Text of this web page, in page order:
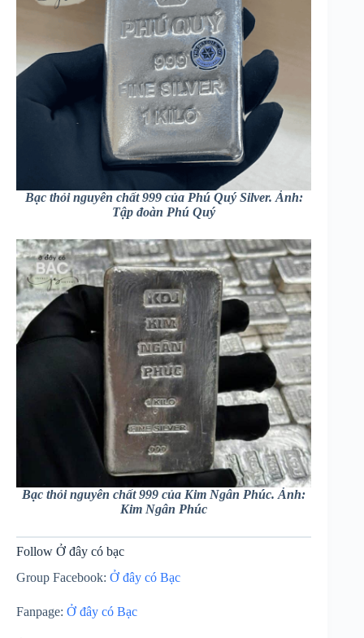
Bạc thỏi nguyên chất 999 của Phú Quý Silver. Ảnh:
Tập đoàn Phú Quý
Bạc thỏi nguyên chất 999 của Kim Ngân Phúc. Ảnh:
Kim Ngân Phúc
Follow Ở đây có bạc
Group Facebook: Ở đây có Bạc
Fanpage: Ở đây có Bạc